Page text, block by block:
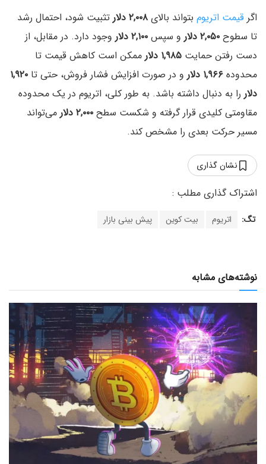
اگر قیمت اتریوم بتواند بالای ۲,۰۰۸ دلار
تثبیت شود، احتمال رشد
تا سطوح ۲,۰۵۰ دلار و سپس ۲,۱۰۰ دلار
وجود دارد. در مقابل، از
دست رفتن حمایت ۱,۹۸۵ دلار
ممکن است کاهش قیمت تا
محدوده ۱,۹۶۶ دلار و در صورت افزایش فشار فروش، حتی تا ۱,۹۲۰
دلاررا به دنبال داشته باشد. به طور کلی، اتریوم در یک محدوده
مقاومتی کلیدی قرار گرفته و شکست سطح ۲,۰۰۰ دلار
می‌تواند
مسیر حرکت بعدی را مشخص کند.
نشان گذاری
تگ: اتریوم بیت کوین پیش بینی بازار
نوشته‌های مشابه